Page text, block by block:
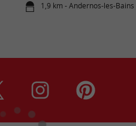
1,9 km - Andernos-les-Bains